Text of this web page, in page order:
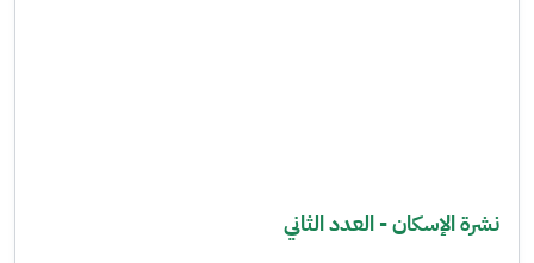
نشرة الإسكان - العدد الثاني